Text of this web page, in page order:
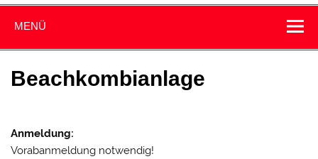
MENÜ
Beachkombianlage
Anmeldung:
Vorabanmeldung notwendig!